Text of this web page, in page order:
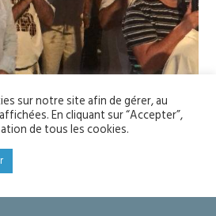
le vœu de Louis XIII à
sur notre site afin de gérer, au
En cliquant sur “Accepter”,
de tous les cookies.